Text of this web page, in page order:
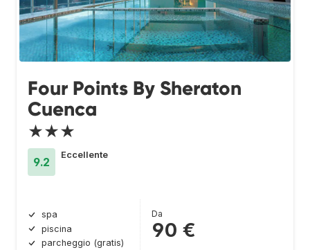
Four Points By Sheraton
Cuenca
★★★
9.2
Eccellente
spa
piscina
parcheggio (gratis)
Da
90 €